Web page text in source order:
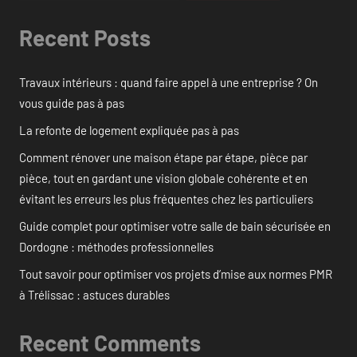
Recent Posts
Travaux intérieurs : quand faire appel à une entreprise ? On
vous guide pas à pas
La refonte de logement expliquée pas à pas
Comment rénover une maison étape par étape, pièce par
pièce, tout en gardant une vision globale cohérente et en
évitant les erreurs les plus fréquentes chez les particuliers
Guide complet pour optimiser votre salle de bain sécurisée en
Dordogne : méthodes professionnelles
Tout savoir pour optimiser vos projets d’mise aux normes PMR
à Trélissac : astuces durables
Recent Comments